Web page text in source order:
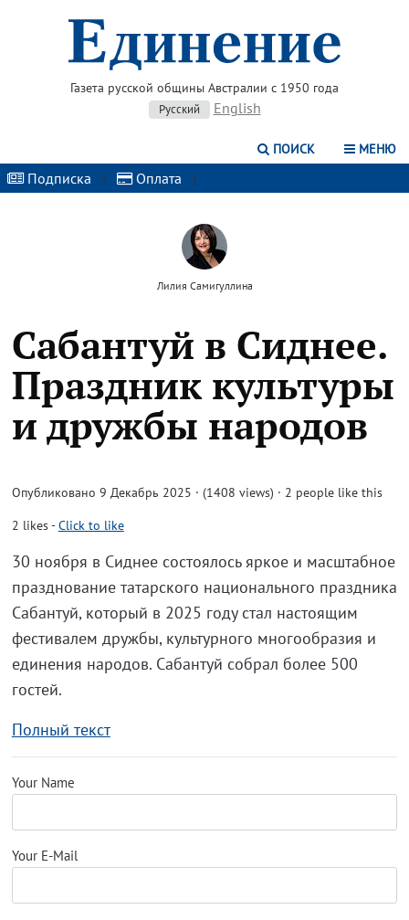
Газета русской общины Австралии с 1950 года
Русский English
ПОИСК МЕНЮ
Подписка | Оплата |
Лилия Самигуллина
Сабантуй в Сиднее.
Праздник культуры
и дружбы народов
Опубликовано 9 Декабрь 2025 · (1408 views) · 2 people like this
2 likes-Click to like
30 ноября в Сиднее состоялось яркое и масштабное
празднование татарского национального праздника
Сабантуй, который в 2025 году стал настоящим
фестивалем дружбы, культурного многообразия и
единения народов. Сабантуй собрал более 500
гостей.
Полный текст
Your Name
Your E-Mail